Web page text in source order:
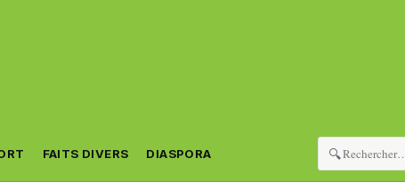
FAITS DIVERS DIASPORA 🔍